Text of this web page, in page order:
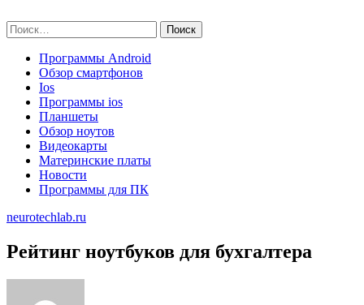
to
content
Найти:
Программы Android
Обзор смартфонов
Ios
Программы ios
Планшеты
Обзор ноутов
Видеокарты
Материнские платы
Новости
Программы для ПК
neurotechlab.ru
Рейтинг ноутбуков для бухгалтера